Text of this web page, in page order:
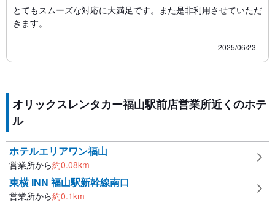
とてもスムーズな対応に大満足です。また是非利用させていただ
きます。
2025/06/23
オリックスレンタカー福山駅前店営業所近くのホテ
ル
ホテルエリアワン福山
営業所から約0.08km
東横 INN 福山駅新幹線南口
営業所から約0.1km